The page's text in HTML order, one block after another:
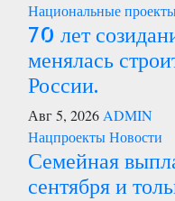
Национальные
70 лет
менялась
России.
Авг 5, 2026 ADMIN
НацпроектыНовости
Семейная
сентября и